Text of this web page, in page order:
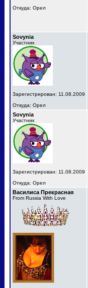
Откуда: Орел
Sovynia
Участник
Зарегистрирован: 11.08.2009
Откуда: Орел
Sovynia
Участник
Зарегистрирован: 11.08.2009
Откуда: Орел
Василиса Прекрасная
From Russia With Love